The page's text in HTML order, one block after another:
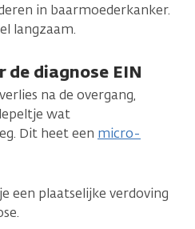
in baarmoederkanker.
langzaam.
de diagnose EIN
na de overgang,
wat
Dit heet een micro-
een plaatselijke verdoving